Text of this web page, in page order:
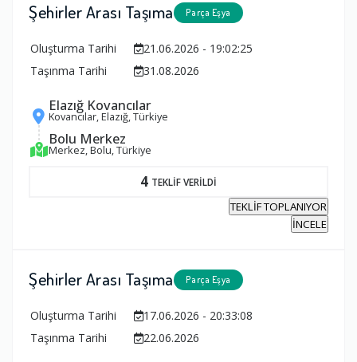
Şehirler Arası Taşıma Parça Eşya
Oluşturma Tarihi
21.06.2026 - 19:02:25
Taşınma Tarihi
31.08.2026
Elazığ Kovancılar
Kovancılar, Elazığ, Türkiye
Bolu Merkez
Merkez, Bolu, Türkiye
4 TEKLİF VERİLDİ
TEKLİF TOPLANIYOR
İNCELE
Şehirler Arası Taşıma Parça Eşya
Oluşturma Tarihi
17.06.2026 - 20:33:08
Taşınma Tarihi
22.06.2026